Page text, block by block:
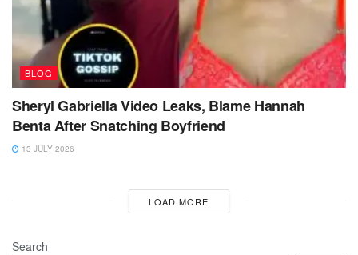
BLOG
Sheryl Gabriella Video Leaks, Blame Hannah
Benta After Snatching Boyfriend
13 JULY 2026
LOAD MORE
Search